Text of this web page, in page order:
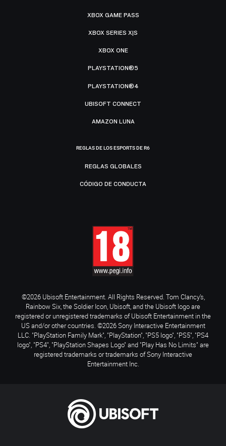
XBOX GAME PASS
XBOX SERIES X|S
XBOX ONE
PLAYSTATION®5
PLAYSTATION®4
UBISOFT CONNECT
AMAZON LUNA
REGLAS DE LOS ESPORTS DE R6
REGLAS GLOBALES
CÓDIGO DE CONDUCTA
©2026 Ubisoft Entertainment. All Rights Reserved. Tom Clancy’s,
Rainbow Six, the Soldier Icon, Ubisoft, and the Ubisoft logo are
registered or unregistered trademarks of Ubisoft Entertainment in the
US and/or other countries. ©2026 Sony Interactive Entertainment
LLC. "PlayStation Family Mark", "PlayStation", "PS5 logo", "PS5", "PS4
logo", "PS4", "PlayStation Shapes Logo" and "Play Has No Limits" are
registered trademarks or trademarks of Sony Interactive
Entertainment Inc.